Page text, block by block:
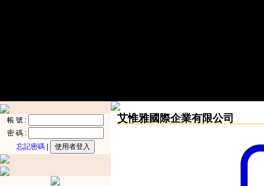
帳 號 :
密 碼 :
忘記密碼|
艾惟雅國際企業有限公司